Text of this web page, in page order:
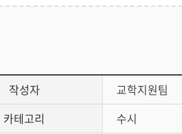
작성자
교학지원팀
카테고리
수시